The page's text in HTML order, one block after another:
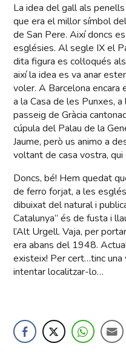
La idea del gall als
que era el millor símbol
de San Pere. Així doncs
esglésies. Al segle IX el
dita figura es col·loqués
així la idea es va anar
voler. A Barcelona encara
a la Casa de les Punxes,
passeig de Gràcia
cúpula del Palau de la
Jaume, però us animo a
voltant de casa vostra, qui
Doncs, bé! Hem quedat
de ferro forjat, a les
dibuixat del natural i
Catalunya” és de fusta i
l’Alt Urgell. Vaja, per
era abans del 1948.
existeix! Per cert…tinc
intentar localitzar-lo…